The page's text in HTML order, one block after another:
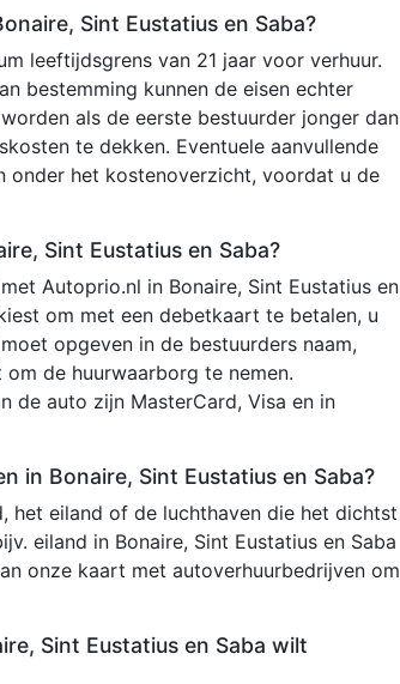
Sint Eustatius en Saba?
leeftijdsgrens van 21 jaar voor verhuur.
bestemming kunnen de eisen echter
als de eerste bestuurder jonger dan
te dekken. Eventuele aanvullende
onder het kostenoverzicht, voordat u de
Sint Eustatius en Saba?
Autoprio.nl in Bonaire, Sint Eustatius en
om met een debetkaart te betalen, u
opgeven in de bestuurders naam,
de huurwaarborg te nemen.
de auto zijn MasterCard, Visa en in
in Bonaire, Sint Eustatius en Saba?
het eiland of de luchthaven die het dichtst
eiland in Bonaire, Sint Eustatius en Saba
onze kaart met autoverhuurbedrijven om
Sint Eustatius en Saba wilt